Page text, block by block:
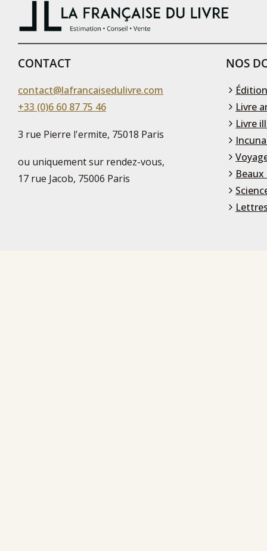
CONTACT
contact@lafrancaisedulivre.com
+33 (0)6 60 87 75 46
3 rue Pierre l'ermite, 75018 Paris
ou uniquement sur rendez-vous,
17 rue Jacob, 75006 Paris
NOS
Livre
Livre